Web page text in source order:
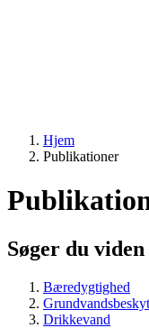
Hjem
Publikationer
Søger du
Bæredygtighed
Drikkevand